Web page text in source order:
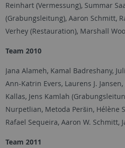
Reinhart (Vermessung), Summar
(Grabungsleitung), Aaron Schmitt,
Verhey (Restauration), Marshall
Team 2010
Jana Alameh, Kamal Badreshany,
Ann-Katrin Evers, Laurens J.
Kallas, Jens Kamlah
Nurpetlian, Metoda Peršin, Hélène
Rafael Sequeira, Aaron W. Schmitt,
Team 2011